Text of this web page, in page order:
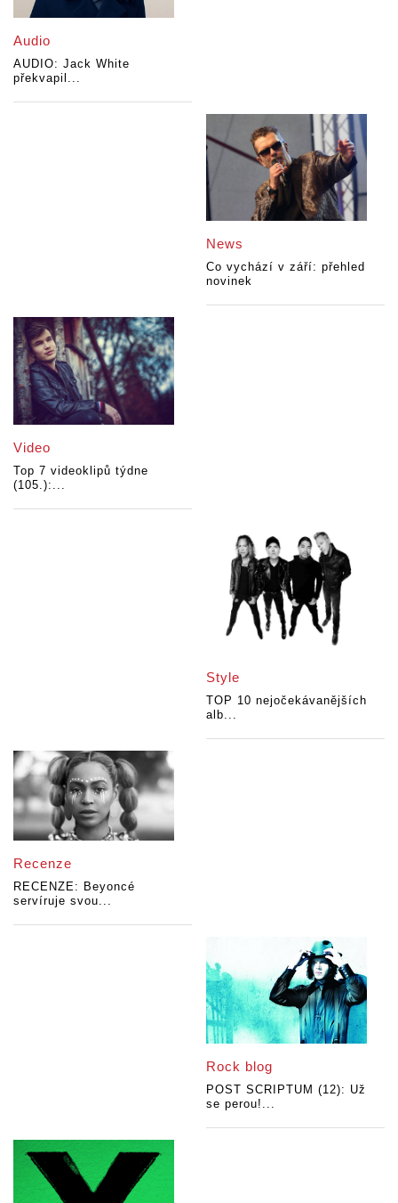
Audio
AUDIO: Jack White
překvapil...
News
Co vychází v září: přehled
novinek
Video
Top 7 videoklipů týdne
(105.):...
Style
TOP 10 nejočekávanějších
alb...
Recenze
RECENZE: Beyoncé
servíruje svou...
Rock blog
POST SCRIPTUM (12): Už
se perou!...